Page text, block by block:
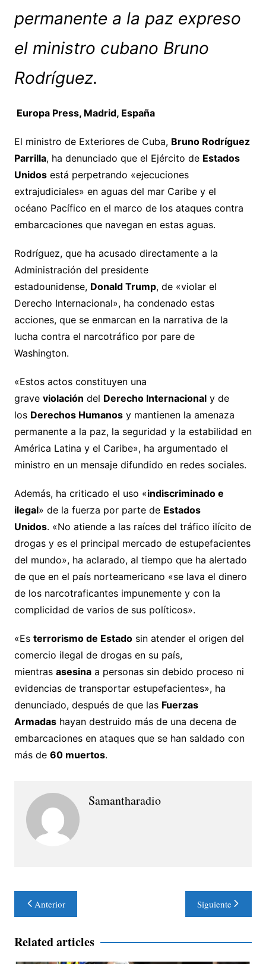
permanente a la paz expreso
el ministro cubano Bruno
Rodríguez.
Europa Press, Madrid, España
El ministro de Exteriores de Cuba, Bruno Rodríguez
Parrilla, ha denunciado que el Ejército de Estados
Unidosestá perpetrando «ejecuciones
extrajudiciales» en aguas del mar Caribe y el
océano Pacífico en el marco de los ataques contra
embarcaciones que navegan en estas aguas.
Rodríguez, que ha acusado directamente a la
Administración del presidente
estadounidense, Donald Trump, de «violar el
Derecho Internacional», ha condenado estas
acciones, que se enmarcan en la narrativa de la
lucha contra el narcotráfico por pare de
Washington.
«Estos actos constituyen una
grave violación del Derecho Internacionaly de
los Derechos Humanosy mantienen la amenaza
permanente a la paz, la seguridad y la estabilidad en
América Latina y el Caribe», ha argumentado el
ministro en un mensaje difundido en redes sociales.
Además, ha criticado el uso «indiscriminado e
ilegal» de la fuerza por parte de Estados
Unidos. «No atiende a las raíces del tráfico ilícito de
drogas y es el principal mercado de estupefacientes
del mundo», ha aclarado, al tiempo que ha alertado
de que en el país norteamericano «se lava el dinero
de los narcotraficantes impunemente y con la
complicidad de varios de sus políticos».
«Es terrorismo de Estadosin atender el origen del
comercio ilegal de drogas en su país,
mientras asesinaa personas sin debido proceso ni
evidencias de transportar estupefacientes», ha
denunciado, después de que las Fuerzas
Armadashayan destruido más de una decena de
embarcaciones en ataques que se han saldado con
más de 60 muertos.
Samantharadio
Navegación
de
entradas
Anterior Siguiente
Related articles